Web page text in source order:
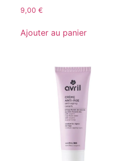
9,00 €
Ajouter au panier